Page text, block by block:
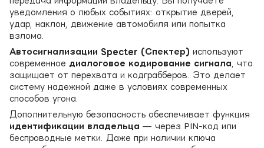
уведомления о любых событиях: открытие дверей,
удар, наклон, движение автомобиля или попытка
взлома.
Автосигнализации Specter (Спектер) используют
современное диалоговое кодирование сигнала , что
защищает от перехвата и кодграбберов. Это делает
систему надежной даже в условиях современных
способов угона.
Дополнительную безопасность обеспечивает функция
идентификации владельца — через PIN-код или
беспроводные метки. Даже при наличии ключа